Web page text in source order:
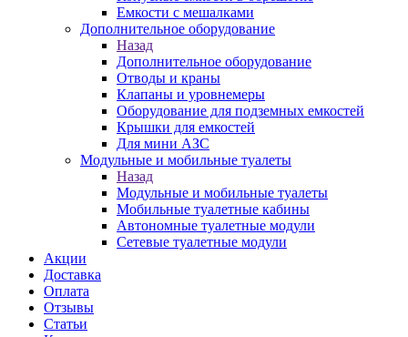
Емкости с мешалками
Дополнительное оборудование
Назад
Дополнительное оборудование
Отводы и краны
Клапаны и уровнемеры
Оборудование для подземных емкостей
Крышки для емкостей
Для мини АЗС
Модульные и мобильные туалеты
Назад
Модульные и мобильные туалеты
Мобильные туалетные кабины
Автономные туалетные модули
Сетевые туалетные модули
Акции
Доставка
Оплата
Отзывы
Статьи